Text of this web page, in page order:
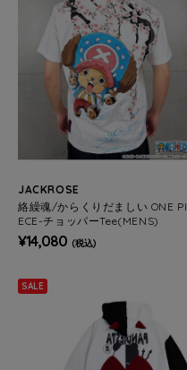
JACKROSE
絡繰魂/からくりだましい ONE PI
ECE-チョッパーTee(MENS)
¥14,080 (税込)
SALE